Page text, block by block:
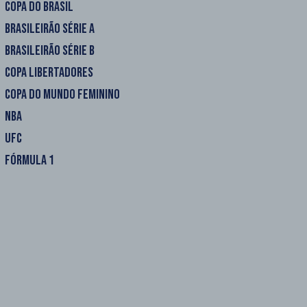
COPA DO BRASIL
BRASILEIRÃO SÉRIE A
BRASILEIRÃO SÉRIE B
COPA LIBERTADORES
COPA DO MUNDO FEMININO
NBA
UFC
FÓRMULA 1